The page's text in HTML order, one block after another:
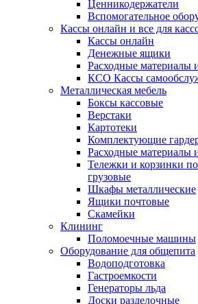
Ценникодержатели
Вспомогательное
Кассы онлайн и все для
Кассы онлайн
Денежные ящики
Расходные материалы
КСО Кассы
Металлическая мебель
Боксы кассовые
Верстаки
Картотеки
Комплектующие
Расходные материалы
Тележки и корзинки
грузовые
Шкафы металлические
Ящики почтовые
Скамейки
Клининг
Поломоечные машины
Оборудование для общепита
Водоподготовка
Гастроемкости
Генераторы льда
Доски разделочные